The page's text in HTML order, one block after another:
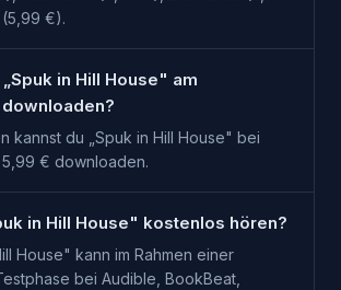
€).
in Hill House" am
kannst du „Spuk in Hill House" bei
€ downloaden.
in Hill House" kostenlos hören?
House" kann im Rahmen einer
bei Audible, BookBeat,